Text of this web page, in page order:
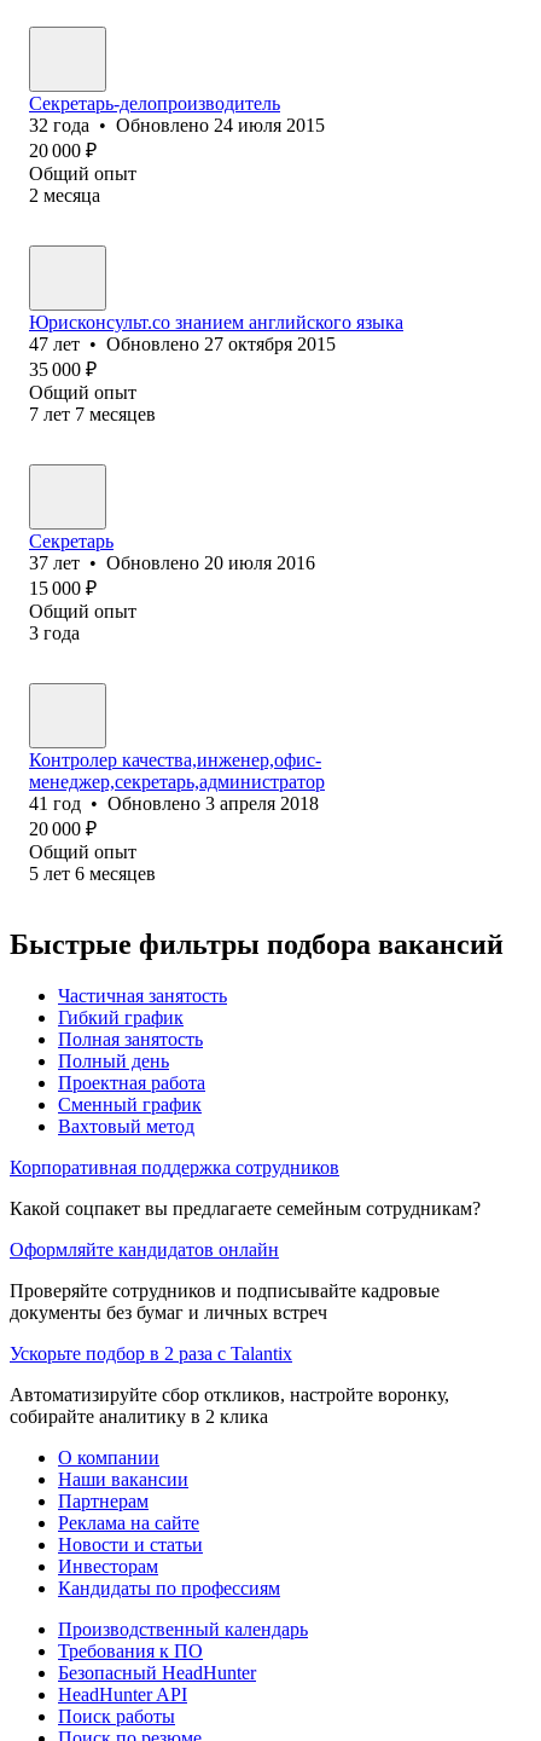
Секретарь-делопроизводитель
32 года • Обновлено 24 июля 2015
20 000 ₽
Общий опыт
2 месяца
Юрисконсульт.со знанием английского языка
47 лет • Обновлено 27 октября 2015
35 000 ₽
Общий опыт
7 лет 7 месяцев
Секретарь
37 лет • Обновлено 20 июля 2016
15 000 ₽
Общий опыт
3 года
Контролер качества,инженер,офис-
менеджер,секретарь,администратор
41 год • Обновлено 3 апреля 2018
20 000 ₽
Общий опыт
5 лет 6 месяцев
Быстрые фильтры подбора вакансий
Частичная занятость
Гибкий график
Полная занятость
Полный день
Проектная работа
Сменный график
Вахтовый метод
Корпоративная поддержка сотрудников
Какой соцпакет вы предлагаете семейным сотрудникам?
Оформляйте кандидатов онлайн
Проверяйте сотрудников и подписывайте кадровые
документы без бумаг и личных встреч
Ускорьте подбор в 2 раза с Talantix
Автоматизируйте сбор откликов, настройте воронку,
собирайте аналитику в 2 клика
О компании
Наши вакансии
Партнерам
Реклама на сайте
Новости и статьи
Инвесторам
Кандидаты по профессиям
Производственный календарь
Требования к ПО
Безопасный HeadHunter
HeadHunter API
Поиск работы